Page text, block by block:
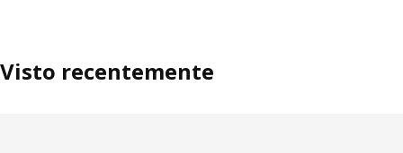
Visto recentemente